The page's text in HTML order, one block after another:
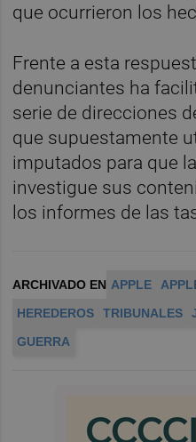
que ocurrieron los
Frente a esta
denunciantes ha
serie de direcciones
que supuestamente
imputados para que
investigue sus
los informes de las
ARCHIVADO EN APPLE
HEREDEROS
TRIBUNALES
GUERRA